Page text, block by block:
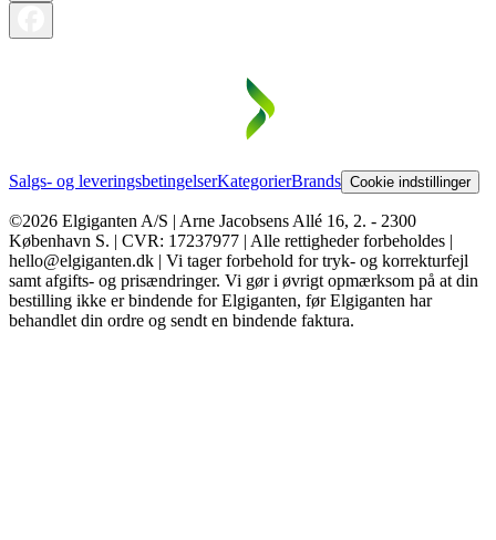
Salgs- og leveringsbetingelserKategorierBrands Cookie indstillinger
©2026 Elgiganten A/S | Arne Jacobsens Allé 16, 2. - 2300
København S. | CVR: 17237977 | Alle rettigheder forbeholdes |
hello@elgiganten.dk | Vi tager forbehold for tryk- og korrekturfejl
samt afgifts- og prisændringer. Vi gør i øvrigt opmærksom på at din
bestilling ikke er bindende for Elgiganten, før Elgiganten har
behandlet din ordre og sendt en bindende faktura.